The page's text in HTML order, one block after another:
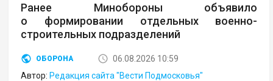
Ранее Минобороны объявило
о формировании отдельных военно-
строительных подразделений
ОБОРОНА
06.08.2026 10:59
Автор: Редакция сайта "Вести Подмосковья"